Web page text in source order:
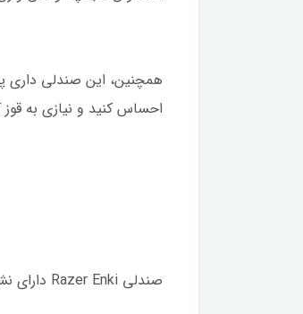
همچنین، این صندلی داری
احساس کنید و نیازی به
صندلی Razer Enki دارای نشیمن‌گاهی نرم و پشتی سفت و محکم برای راحتی بیشتر در طول روز است.